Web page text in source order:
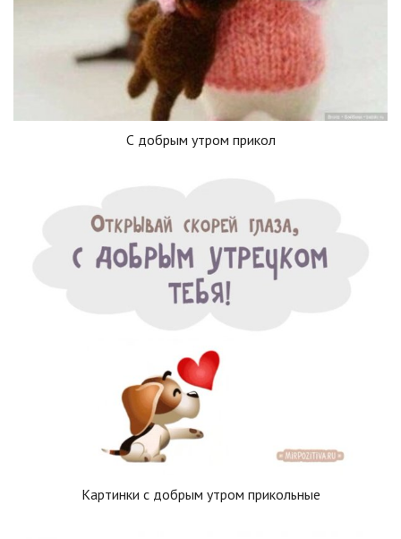
С добрым утром прикол
Картинки с добрым утром прикольные